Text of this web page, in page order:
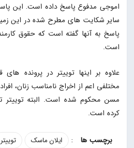
اموجی مدفوع پاسخ داده است. این
سایر شکایت های مطرح شده در این
پاسخ به آنها گفته است که حقوق
است.
علاوه بر اینها توییتر در پرونده
مختلفی اعم از اخراج نامناسب زنان،
مسن محکوم شده است. البته توییتر
کرده است.
: ایلان ماسک توییتر